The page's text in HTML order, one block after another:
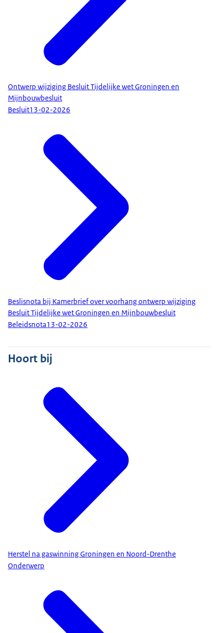
Ontwerp wijziging Besluit Tijdelijke wet Groningen en
Mijnbouwbesluit
Besluit13-02-2026
Beslisnota bij Kamerbrief over voorhang ontwerp wijziging
Besluit Tijdelijke wet Groningen en Mijnbouwbesluit
Beleidsnota13-02-2026
Hoort bij
Herstel na gaswinning Groningen en Noord-Drenthe
Onderwerp